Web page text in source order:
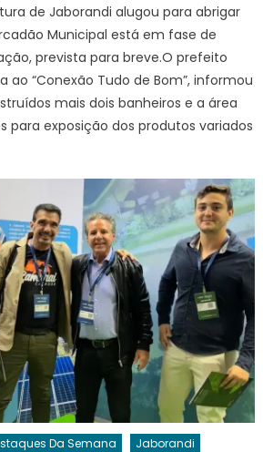
de Jaborandi alugou para abrigar
Municipal está em fase de
prevista para breve.O prefeito
ao “Conexão Tudo de Bom”, informou
mais dois banheiros e a área
para exposição dos produtos variados
Da Semana
Jaborandi